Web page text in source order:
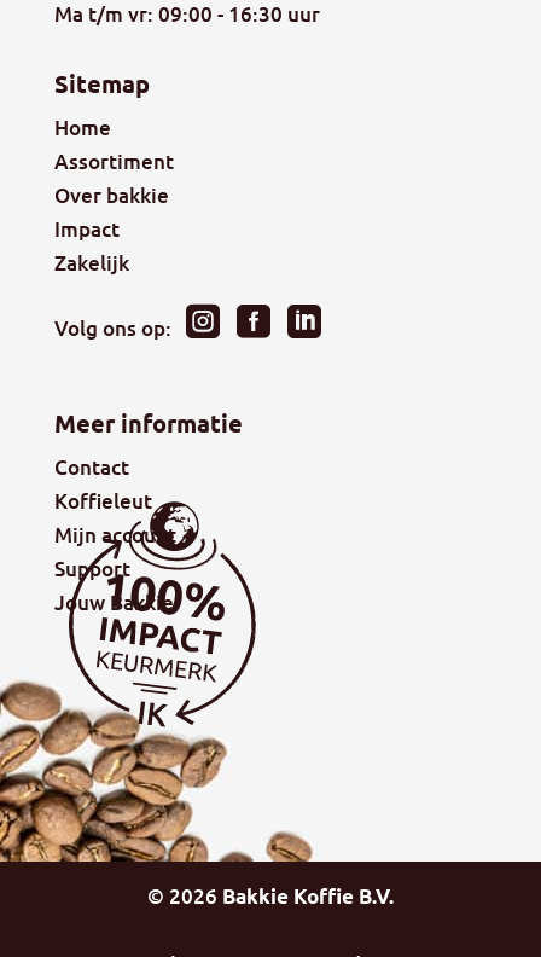
Ma t/m vr: 09:00 - 16:30 uur
Sitemap
Home
Assortiment
Over bakkie
Impact
Zakelijk
Volg ons op:   
Meer informatie
Contact
Koffieleut
Mijn account
Support
Jouw Bakkie
© 2026 Bakkie Koffie B.V.